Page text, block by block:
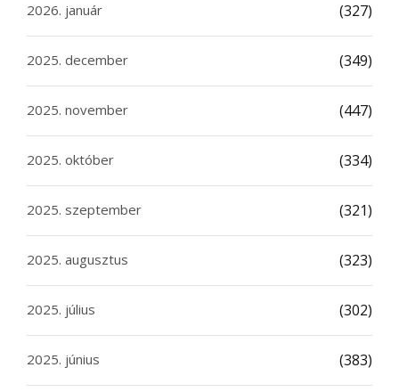
2026. január (327)
2025. december (349)
2025. november (447)
2025. október (334)
2025. szeptember (321)
2025. augusztus (323)
2025. július (302)
2025. június (383)